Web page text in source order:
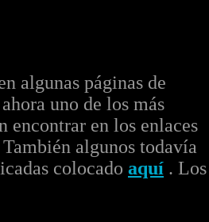
algunas páginas de
uno de los más
encontrar en los enlaces
algunos todavía
colocado aquí . Los